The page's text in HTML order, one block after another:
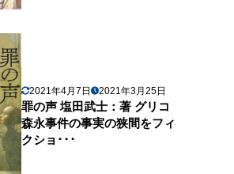
2021年4月7日 2021年3月25日
罪の声 塩田武士：著 グリコ
森永事件の事実の狭間をフィ
クショ･･･